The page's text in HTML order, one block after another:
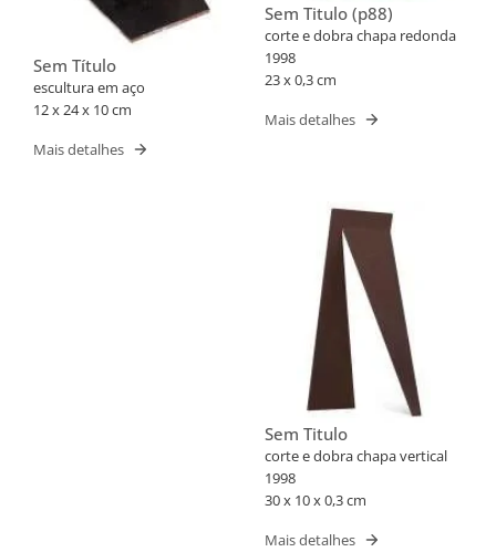
Sem Título
escultura em aço
12 x 24 x 10 cm
Mais detalhes
Sem Titulo (p88)
corte e dobra chapa redonda
1998
23 x 0,3 cm
Mais detalhes
Sem Titulo
corte e dobra chapa vertical
1998
30 x 10 x 0,3 cm
Mais detalhes